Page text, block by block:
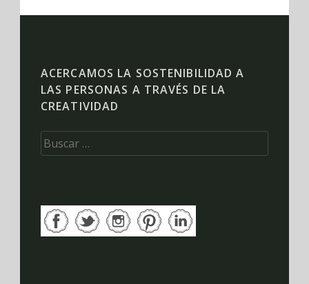
ACERCAMOS LA SOSTENIBILIDAD A
LAS PERSONAS A TRAVÉS DE LA
CREATIVIDAD
Buscar: